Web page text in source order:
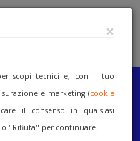
×
scopi tecnici e, con il tuo
e marketing (cookie
il consenso in qualsiasi
o "Rifiuta" per continuare.